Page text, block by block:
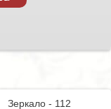
Зеркало - 112